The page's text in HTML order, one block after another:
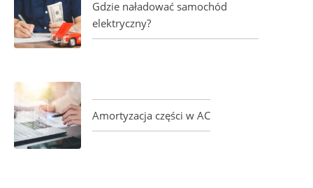
Gdzie naładować samochód
elektryczny?
Amortyzacja części w AC